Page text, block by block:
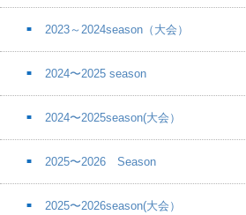
2023～2024season（大会）
2024〜2025 season
2024〜2025season(大会）
2025〜2026 Season
2025〜2026season(大会）